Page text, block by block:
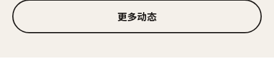
更多动态